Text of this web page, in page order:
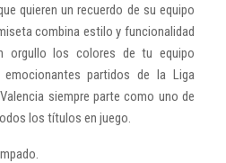
quieren un recuerdo de su equipo
combina estilo y funcionalidad
orgullo los colores de tu equipo
partidos de la Liga
siempre parte como uno de
los títulos en juego.